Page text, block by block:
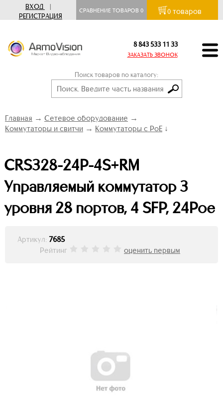
ВХОД
|
РЕГИСТРАЦИЯ
СРАВНЕНИЕ ТОВАРОВ0 0 товаров
8 843 533 11 33
ЗАКАЗАТЬ ЗВОНОК
Поиск товаров по каталогу:
Главная → Сетевое оборудование →
Коммутаторы и свитчи → Коммутаторы с PoE ↓
CRS328-24P-4S+RM
Управляемый коммутатор 3
уровня 28 портов, 4 SFP, 24Poe
Артикул: 7685
Рейтинг
оценить первым